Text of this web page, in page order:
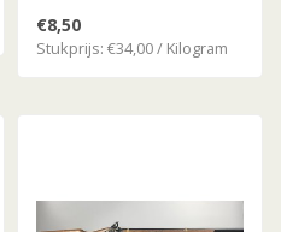
Zuurvrije
Metaalconservering
€8,50
Stukprijs: €34,00 / Kilogram